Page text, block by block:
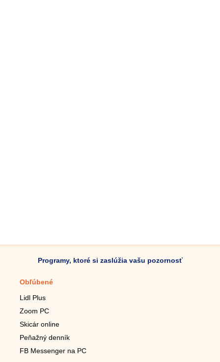
Programy, ktoré si zaslúžia vašu pozornosť
Obľúbené
Lidl Plus
Zoom PC
Skicár online
Peňažný denník
FB Messenger na PC